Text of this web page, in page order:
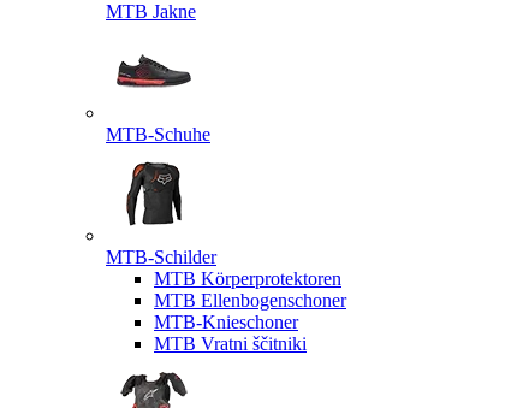
MTB Jakne
MTB-Schuhe
MTB-Schilder
MTB Körperprotektoren
MTB Ellenbogenschoner
MTB-Knieschoner
MTB Vratni ščitniki